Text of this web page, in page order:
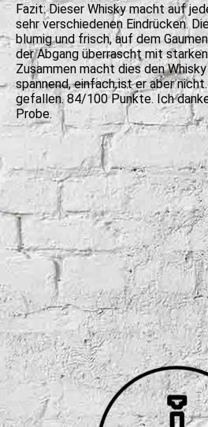
Fazit: Dieser Whisky macht auf
sehr verschiedenen Eindrücken.
blumig und frisch, auf dem
der Abgang überrascht mit
Zusammen macht dies den
spannend, einfach ist er aber
gefallen. 84/100 Punkte. Ich
Probe.